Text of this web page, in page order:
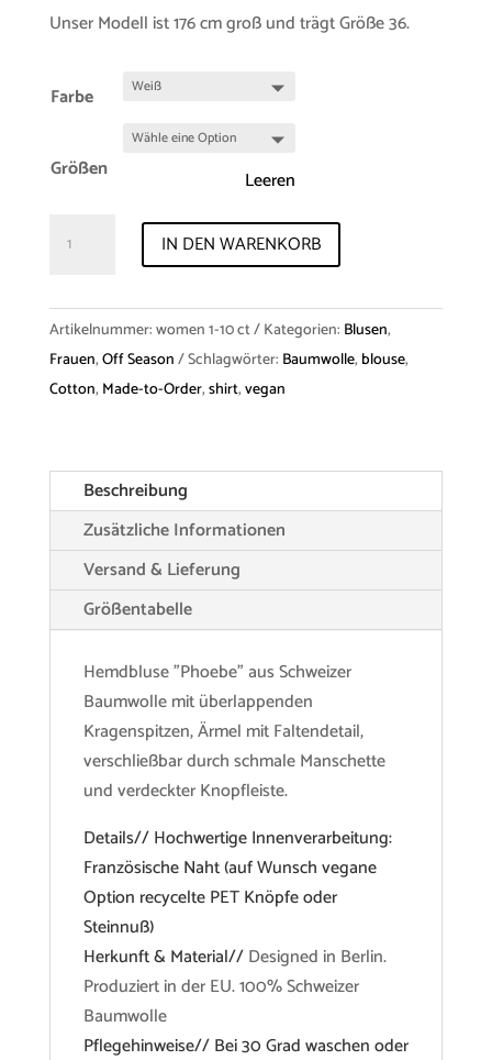
Unser Modell ist 176 cm groß und trägt Größe 36.
Farbe
Größen
Leeren
"Phoebe"
Menge
IN DEN WARENKORB
Artikelnummer:women 1-10 ct Kategorien: Blusen,
Frauen,Off Season Schlagwörter: Baumwolle, blouse,
Cotton, Made-to-Order,shirt,vegan
Beschreibung
Zusätzliche Informationen
Versand & Lieferung
Größentabelle
Hemdbluse "Phoebe" aus Schweizer
Baumwolle mit überlappenden
Kragenspitzen, Ärmel mit Faltendetail,
verschließbar durch schmale Manschette
und verdeckter Knopfleiste.
Details// Hochwertige Innenverarbeitung:
Französische Naht (auf Wunsch vegane
Option recycelte PET Knöpfe oder
Steinnuß)
Herkunft & Material//Designed in Berlin.
Produziert in der EU. 100% Schweizer
Baumwolle
Pflegehinweise// Bei 30 Grad waschen oder